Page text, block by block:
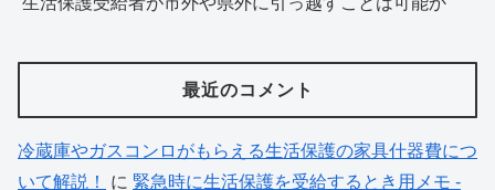
最近のコメント
冷蔵庫やガスコンロがもらえる生活保護の家具什器費につ
いて解説！
に 緊急時に生活保護を受給するとき用メモ -